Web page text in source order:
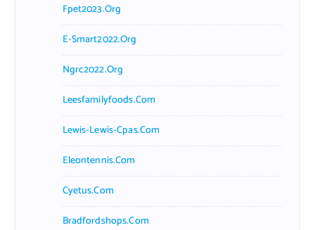
Fpet2023.org
E-Smart2022.org
Ngrc2022.org
Leesfamilyfoods.com
Lewis-Lewis-Cpas.com
Eleontennis.com
Cyetus.com
Bradfordshops.com